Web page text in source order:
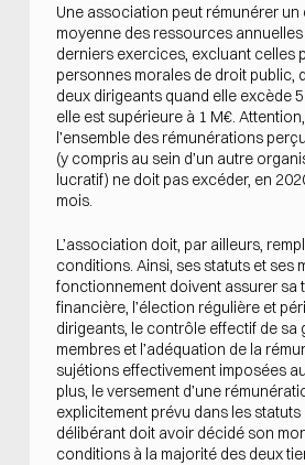
Une association peut rémunérer un
moyenne des ressources
derniers exercices, excluant celles
personnes morales de droit public,
deux dirigeants quand elle excède
elle est supérieure à 1 M€.
l’ensemble des rémunérations
(y compris au sein d’un autre
lucratif) ne doit pas excéder, en
mois.
L’association doit, par ailleurs,
conditions. Ainsi, ses statuts et ses
fonctionnement doivent assurer sa
financière, l’élection régulière et
dirigeants, le contrôle effectif de sa
membres et l’adéquation de la
sujétions effectivement imposées
plus, le versement d’une
explicitement prévu dans les
délibérant doit avoir décidé son
conditions à la majorité des deux